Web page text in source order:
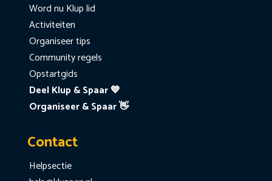
Word nu Klup lid
Activiteiten
Organiseer tips
Community regels
Opstartgids
Deel Klup & Spaar 💙
Organiseer & Spaar 👋
Contact
Helpsectie